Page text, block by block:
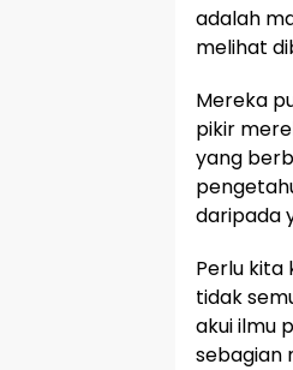
adalah
melihat
Mereka
pikir
yang
daripada
Perlu kita
tidak
akui ilmu
sebagian